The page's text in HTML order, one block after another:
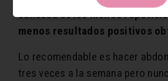
cansada estés menos
menos resultados positivos
Lo recomendable es hacer
tres veces a la semana pero